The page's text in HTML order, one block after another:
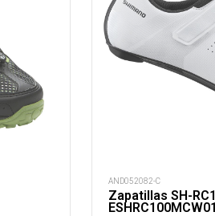
AND052082-C
Zapatillas SH-